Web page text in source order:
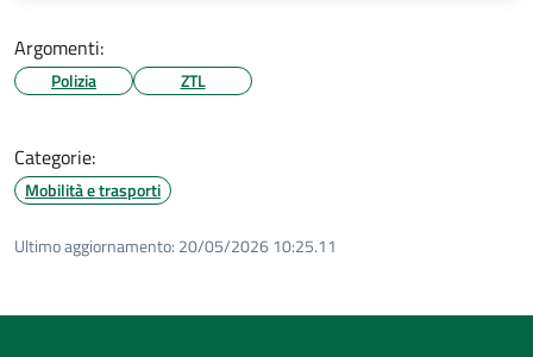
Argomenti:
Polizia ZTL
Categorie:
Mobilità e trasporti
Ultimo aggiornamento: 20/05/2026 10:25.11